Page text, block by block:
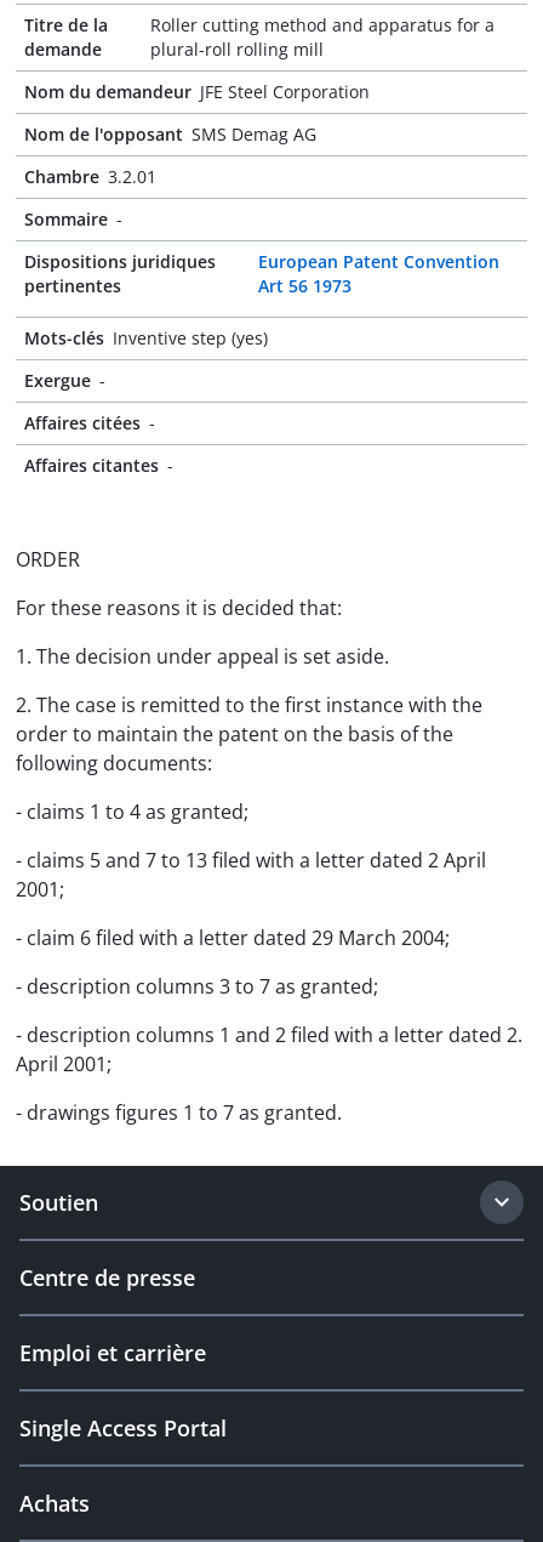
Titre de la
demande
Roller cutting method and apparatus for a
plural-roll rolling mill
Nom du demandeur JFE Steel Corporation
Nom de l'opposant SMS Demag AG
Chambre 3.2.01
Sommaire -
Dispositions juridiques
pertinentes
European Patent Convention
Art 56 1973
Mots-clés Inventive step (yes)
Exergue -
Affaires citées -
Affaires citantes -
ORDER
For these reasons it is decided that:
1. The decision under appeal is set aside.
2. The case is remitted to the first instance with the
order to maintain the patent on the basis of the
following documents:
- claims 1 to 4 as granted;
- claims 5 and 7 to 13 filed with a letter dated 2 April
2001;
- claim 6 filed with a letter dated 29 March 2004;
- description columns 3 to 7 as granted;
- description columns 1 and 2 filed with a letter dated 2.
April 2001;
- drawings figures 1 to 7 as granted.
Soutien
Centre de presse
Emploi et carrière
Single Access Portal
Achats